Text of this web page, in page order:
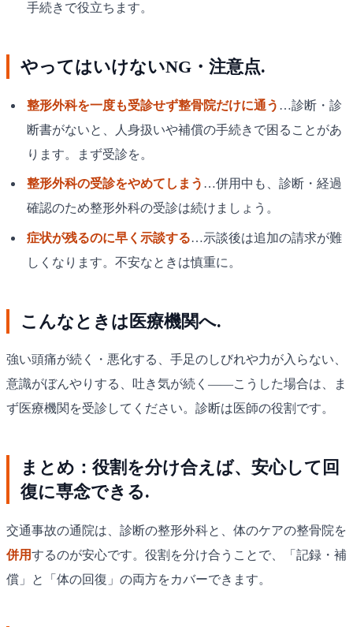
手続きで役立ちます。
やってはいけないNG・注意点.
整形外科を一度も受診せず整骨院だけに通う …診断・診
断書がないと、人身扱いや補償の手続きで困ることがあ
ります。まず受診を。
整形外科の受診をやめてしまう …併用中も、診断・経過
確認のため整形外科の受診は続けましょう。
症状が残るのに早く示談する…示談後は追加の請求が難
しくなります。不安なときは慎重に。
こんなときは医療機関へ.
強い頭痛が続く・悪化する、手足のしびれや力が入らない、
意識がぼんやりする、吐き気が続く——こうした場合は、ま
ず医療機関を受診してください。診断は医師の役割です。
まとめ：役割を分け合えば、安心して回
復に専念できる.
交通事故の通院は、診断の整形外科と、体のケアの整骨院を
併用するのが安心です。役割を分け合うことで、「記録・補
償」と「体の回復」の両方をカバーできます。